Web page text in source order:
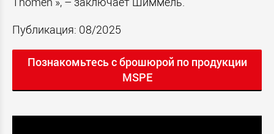
Публикация: 08/2025
Познакомьтесь с брошюрой по продукции
MSPE